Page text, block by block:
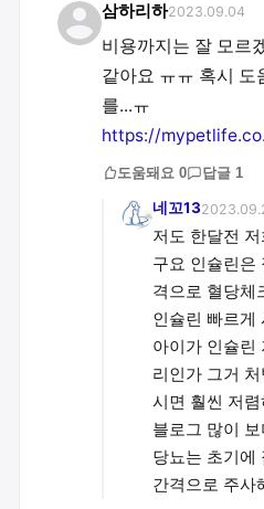
삼하리하2023.09.04
비용까지는 잘 모르
같아요 ㅠㅠ 혹시 도
https://
도움돼요 0 답글 1
네꼬13
저도 한달전
구요 인슐린은
격으로 혈당체
인슐린 빠르게
아이가 인슐린
리인가 그거
시면 훨씬 저
블로그 많이
당뇨는 초기에
간격으로 주사